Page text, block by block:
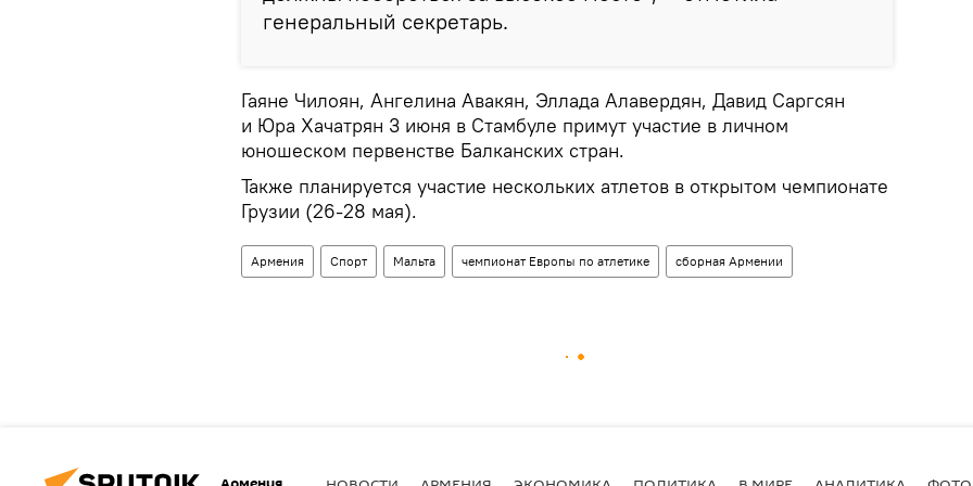
генеральный секретарь.
Гаяне Чилоян, Ангелина Авакян, Эллада Алавердян, Давид Саргсян
и Юра Хачатрян 3 июня в Стамбуле примут участие в личном
юношеском первенстве Балканских стран.
Также планируется участие нескольких атлетов в открытом чемпионате
Грузии (26-28 мая).
Армения Спорт Мальта чемпионат Европы по атлетике сборная Армении